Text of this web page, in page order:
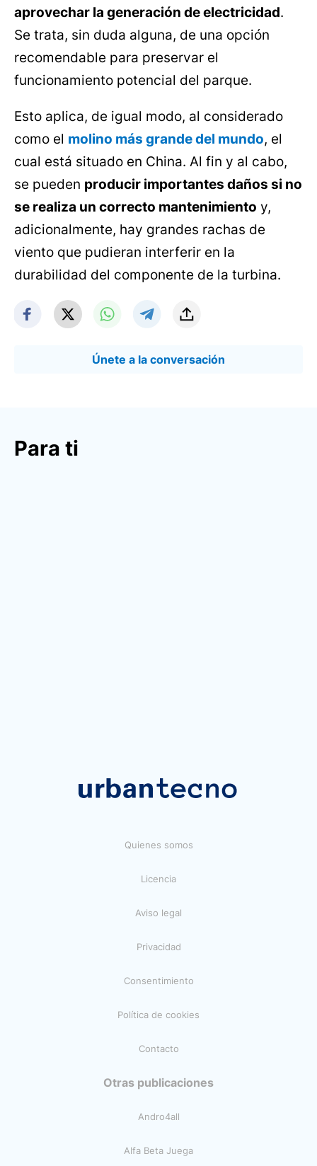
aprovechar la generación de electricidad.
Se trata, sin duda alguna, de una opción
recomendable para preservar el
funcionamiento potencial del parque.
Esto aplica, de igual modo, al considerado
como el molino más grande del mundo, el
cual está situado en China. Al fin y al cabo,
se pueden producir importantes daños si no
se realiza un correcto mantenimiento y,
adicionalmente, hay grandes rachas de
viento que pudieran interferir en la
durabilidad del componente de la turbina.
Únete a la conversación
Para ti
Quienes somos
Licencia
Aviso legal
Privacidad
Consentimiento
Política de cookies
Contacto
Otras publicaciones
Andro4all
Alfa Beta Juega